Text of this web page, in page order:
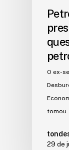
O ex-
29 de